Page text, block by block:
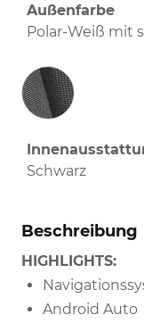
Außenfarbe
Polar-Weiß mit
Innenausstattung
Schwarz
Beschreibung
HIGHLIGHTS:
Android Auto